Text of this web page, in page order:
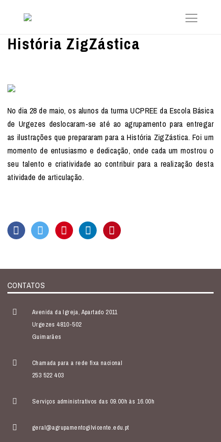
História ZigZástica
No dia 28 de maio, os alunos da turma UCPREE da Escola Básica
de Urgezes deslocaram-se até ao agrupamento para entregar
as ilustrações que prepararam para a História ZigZástica. Foi um
momento de entusiasmo e dedicação, onde cada um mostrou o
seu talento e criatividade ao contribuir para a realização desta
atividade de articulação.
CONTATOS
Avenida da Igreja, Apartado 2011
Urgezes 4810-502
Guimarães
Chamada para a rede fixa nacional
253 522 403
Serviços administrativos das 09.00h às 16.00h
geral@agrupamentogilvicente.edu.pt